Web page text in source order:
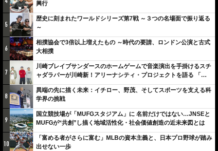
興行
5
歴史に刻まれたワールドシリーズ第7戦 ～３つの名場面で振り返る
～
6
相撲協会で3倍以上増えたもの ～時代の要請、ロンドン公演と古式
大相撲
7
川崎ブレイブサンダースのホームゲームで音楽演出を手掛けるスチ
ャダラパーが川崎新！アリーナシティ・プロジェクトを語る 「楽
しみでしかないでしょ。川崎は、ずっと成長曲線だから」
8
異端の先に描く未来：イチロー、野茂、そしてスポーツを支える科
学界の挑戦
9
国立競技場が「MUFGスタジアム」に 名前だけではない…JNSEと
MUFGが“共創”し描く地域活性化・社会価値創造の近未来図とは
10
「富める者がさらに富む」MLBの資本主義と、日本プロ野球が踏み
出せない一歩